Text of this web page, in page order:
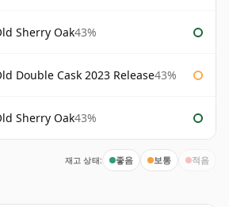
Sherry Oak43%
Double Cask 2023 Release43%
Sherry Oak43%
재고 상태: 좋음 보통 적음